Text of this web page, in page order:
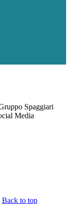
Spaggiari
Media
Back to top